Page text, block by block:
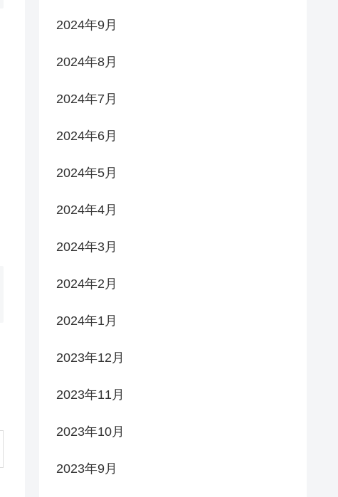
2024年9月
2024年8月
2024年7月
2024年6月
2024年5月
2024年4月
2024年3月
2024年2月
2024年1月
2023年12月
2023年11月
2023年10月
2023年9月